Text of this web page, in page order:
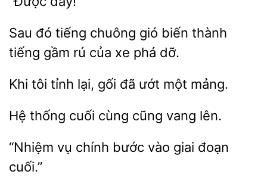
Sau đó tiếng chuông gió biến
tiếng gầm
xe phá dỡ.
Khi tôi tỉnh lại, gối ướt
Hệ thống cuối vang
chính bước
giai đoạn
cuối.”